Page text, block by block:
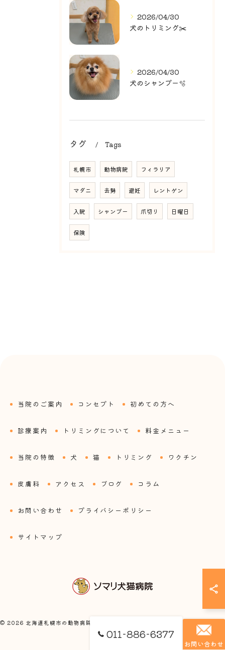
2026/04/30
犬のトリミング✂️
2026/04/30
犬のシャンプー🫧
タグ Tags
札幌市 動物病院 フィラリア
マダニ 去勢 避妊 レントゲン
入院 シャンプー 爪切り 日曜日
保険
011-886-6377
お問い合わせ
当院のご案内 コンセプト 初めての方へ
診療案内 トリミングについて 料金メニュー
当院の特徴 犬 猫 トリミング ワクチン
皮膚科 アクセス ブログ コラム
お問い合わせ プライバシーポリシー
サイトマップ
© 2026 北海道札幌市の動物病院ならソマリ犬猫病院 ALL RIGHTS RESERVED.